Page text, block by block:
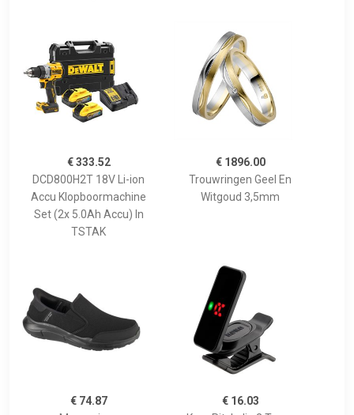
€ 333.52
DCD800H2T 18V Li-ion
Accu Klopboormachine
Set (2x 5.0Ah Accu) In
TSTAK
€ 1896.00
Trouwringen Geel En
Witgoud 3,5mm
€ 74.87
€ 16.03